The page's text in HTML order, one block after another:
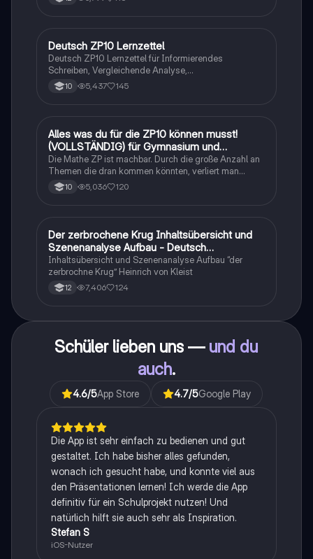
Deutsch
Deutsch ZP10 Lernzettel
Deutsch ZP10 Lernzettel für Informierendes
Schreiben, Vergleichende Analyse,
Sachtexte/Roman/Gedicht..
10 5,437 145
Mathe
Alles was du für die ZP10 können musst!
(VOLLSTÄNDIG) für Gymnasium und
Realschule
Die Mathe ZP ist machbar. Durch die große Anzahl an
Themen die dran kommen könnten, verliert man
schnell den Überblick. Also habe ich von den kleinsten
Themen bis hin zu den größten alles
10 5,036 120
Deutsch
Der zerbrochene Krug Inhaltsübersicht und
Szenenanalyse Aufbau - Deutsch
Q1/Q2/Abitur
Inhaltsübersicht und Szenenanalyse Aufbau “der
zerbrochne Krug” Heinrich von Kleist
12 7,406 124
Schüler lieben uns — und du
auch.
4.6/5App Store 4.7/5Google Play
Die App ist sehr einfach zu bedienen und gut
gestaltet. Ich habe bisher alles gefunden,
wonach ich gesucht habe, und konnte viel aus
den Präsentationen lernen! Ich werde die App
definitiv für ein Schulprojekt nutzen! Und
natürlich hilft sie auch sehr als Inspiration.
Stefan S
iOS-Nutzer